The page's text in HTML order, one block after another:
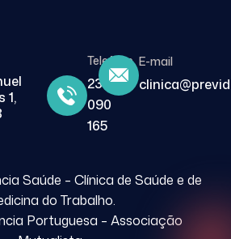
1,
Telefone
239
090
165
E-mail
Saúde – Clínica de Saúde e de
do Trabalho.
Portuguesa – Associação